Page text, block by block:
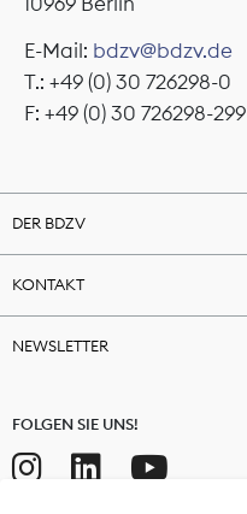
E-Mail: bdzv@bdzv.de
T.: +49 (0) 30 726298-0
F: +49 (0) 30 726298-299
DER BDZV
KONTAKT
NEWSLETTER
FOLGEN SIE UNS!